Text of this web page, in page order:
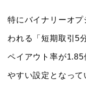
特にバイナリーオ
われる「短期取引5
ペイアウト率が
やすい設定となって